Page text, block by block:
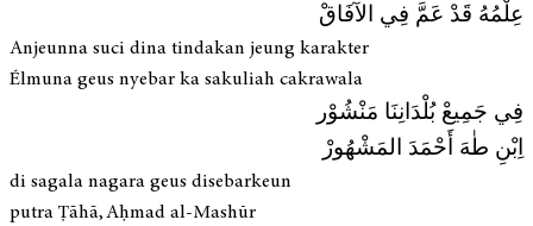
عِلْمُهُ قَدْ عَمَّ فِي الآفَاقْ
Anjeunna suci dina tindakan jeung karakter
Élmuna geus nyebar ka sakuliah cakrawala
فِي جَمِيعْ بُلْدَانِنَا مَنْشُوْر
اِبْنِ طٰهَ أَحْمَدَ المَشْهُورْ
di sagala nagara geus disebarkeun
putra Ṭāhā, Aḥmad al-Mashūr